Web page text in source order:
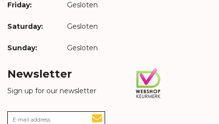
Friday: Gesloten
Saturday: Gesloten
Sunday: Gesloten
Newsletter
Sign up for our newsletter